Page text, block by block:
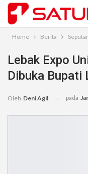
Home Berita
Lebak Expo
Dibuka Bupati
Oleh Deni Agil pada